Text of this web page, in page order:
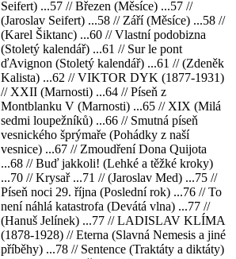
Seifert) ...57 // Březen (Měsíce) ...57 //
(Jaroslav Seifert) ...58 // Září (Měsíce) ...58 //
(Karel Šiktanc) ...60 // Vlastní podobizna
(Stoletý kalendář) ...61 // Sur le pont
ďAvignon (Stoletý kalendář) ...61 // (Zdeněk
Kalista) ...62 // VIKTOR DYK (1877-1931)
// XXII (Marnosti) ...64 // Píseň z
Montblanku V (Marnosti) ...65 // XIX (Milá
sedmi loupežníků) ...66 // Smutná píseň
vesnického šprýmaře (Pohádky z naší
vesnice) ...67 // Zmoudření Dona Quijota
...68 // Buď jakkoli! (Lehké a těžké kroky)
...70 // Krysař ...71 // (Jaroslav Med) ...75 //
Píseň noci 29. října (Poslední rok) ...76 // To
není náhlá katastrofa (Devátá vlna) ...77 //
(Hanuš Jelínek) ...77 // LADISLAV KLÍMA
(1878-1928) // Eterna (Slavná Nemesis a jiné
příběhy) ...78 // Sentence (Traktáty a diktáty)